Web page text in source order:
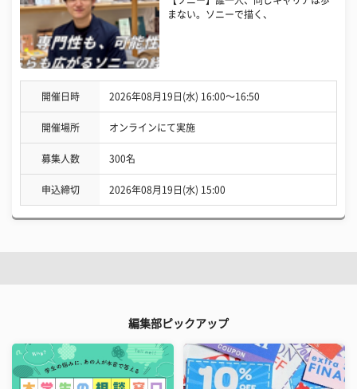
まない。ソニーで描く、
開催日時 2026年08月19日(水) 16:00〜16:50
開催場所 オンラインにて実施
募集人数 300名
申込締切 2026年08月19日(水) 15:00
編集部ピックアップ